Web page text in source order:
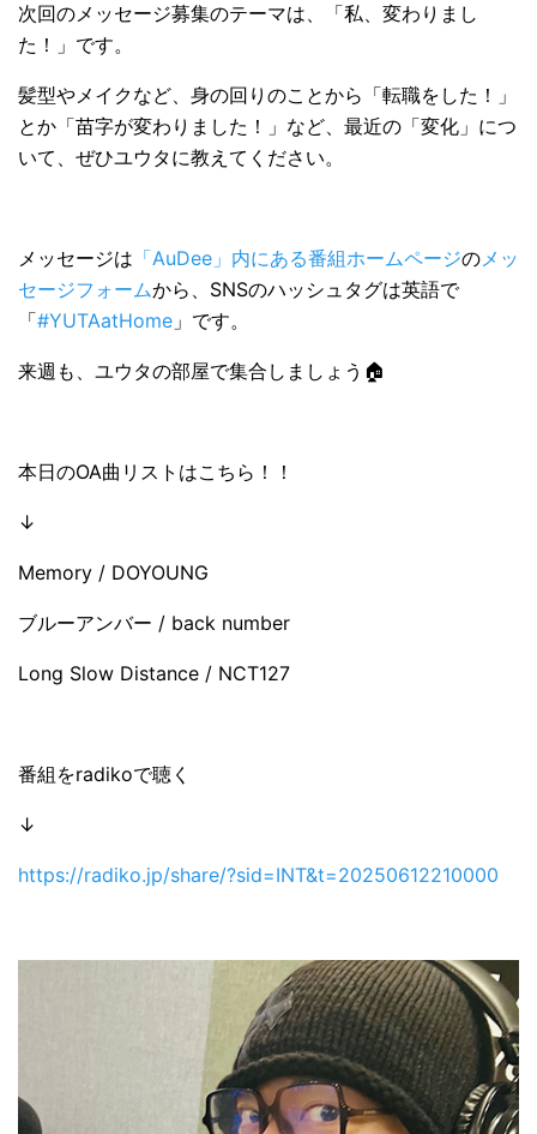
次回のメッセージ募集のテーマは、「私、変わりまし
た！」です。
髪型やメイクなど、身の回りのことから「転職をした！」
とか「苗字が変わりました！」など、最近の「変化」につ
いて、ぜひユウタに教えてください。
メッセージは 「AuDee」内にある番組ホームページのメッ
セージフォームから、SNSのハッシュタグは英語で
「#YUTAatHome 」です。
来週も、ユウタの部屋で集合しましょう🏠
本日のOA曲リストはこちら！！
↓
Memory / DOYOUNG
ブルーアンバー / back number
Long Slow Distance / NCT127
番組をradikoで聴く
↓
https://radiko.jp/share/?sid=INT&t=20250612210000